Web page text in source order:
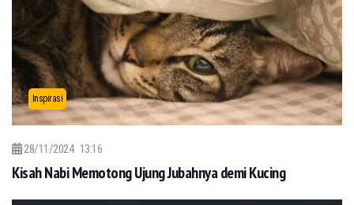
Inspirasi
28/11/2024 13:16
Kisah Nabi Memotong Ujung Jubahnya demi Kucing